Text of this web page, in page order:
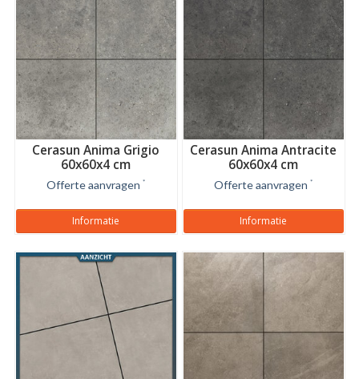
Cerasun Anima Grigio
60x60x4 cm
Offerte aanvragen *
Informatie
Cerasun Anima Antracite
60x60x4 cm
Offerte aanvragen *
Informatie